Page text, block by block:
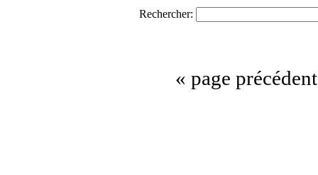
Rechercher:
« page